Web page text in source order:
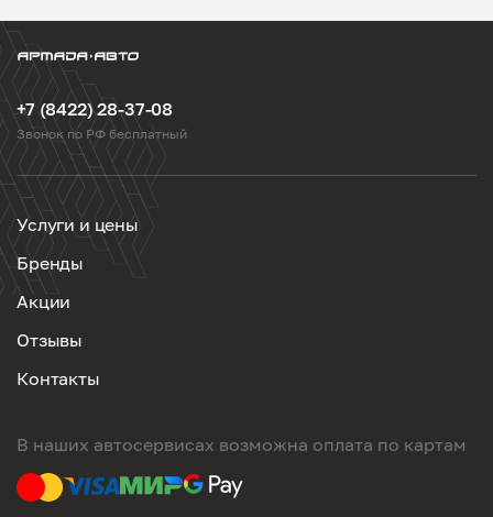
+7 (8422) 28-37-08
Звонок по РФ бесплатный
Услуги и цены
Бренды
Акции
Отзывы
Контакты
В наших автосервисах возможна оплата по картам